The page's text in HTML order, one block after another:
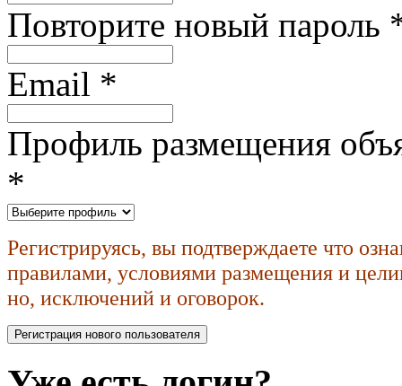
Повторите новый пароль
Email *
Профиль размещения
*
Регистрируясь, вы подтверждаете что
правилами, условиями размещения и
но, исключений и оговорок.